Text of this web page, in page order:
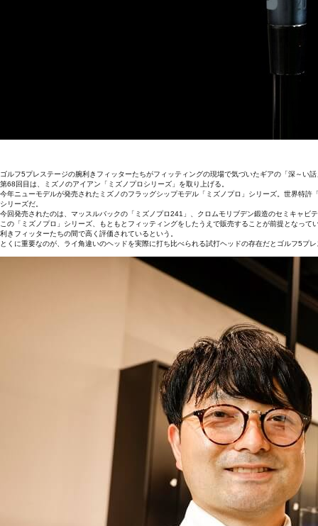
ゴルフ5プレステージの腕利きフィッターたちがフィッティングの現場で気づいたギアの「深～い
第68回目は、ミズノのアイアン「ミズノプロシリーズ」を取り上げる。
今年ニューモデルが発売されたミズノのフラッグシップモデル「ミズノプロ」シリーズ。世界特
シリーズだ。
今回発売されたのは、マッスルバックの「ミズノプロ241」、クロムモリブデン鍛造のセミキャ
この「ミズノプロ」シリーズ、もともとフィッティングをしたうえで販売することが前提となっ
利きフィッターたちの間で高く評価されているという。
とくに重要なのが、ライ角違いのヘッドを実際に打ち比べられる試打ヘッドの存在だとゴルフ5プ